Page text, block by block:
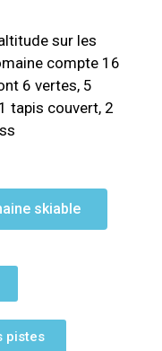
sur les
compte 16
6 vertes, 5
tapis couvert, 2
skiable
pistes